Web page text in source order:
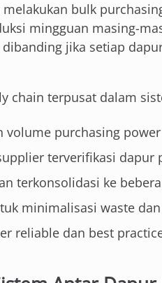
bulk
mingguan masing-
jika setiap
chain terpusat dalam
volume purchasing
terverifikasi dapur
terkonsolidasi ke
minimalisasi waste
reliable dan best